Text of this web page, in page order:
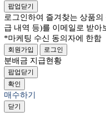
팝업닫기
로그인하여 즐겨찾는 상품의
급 내역 등)를 이메일로 받아
*마케팅 수신 동의자에 한함
회원가입 로그인
분배금 지급현황
팝업닫기
확인
매수하기
닫기